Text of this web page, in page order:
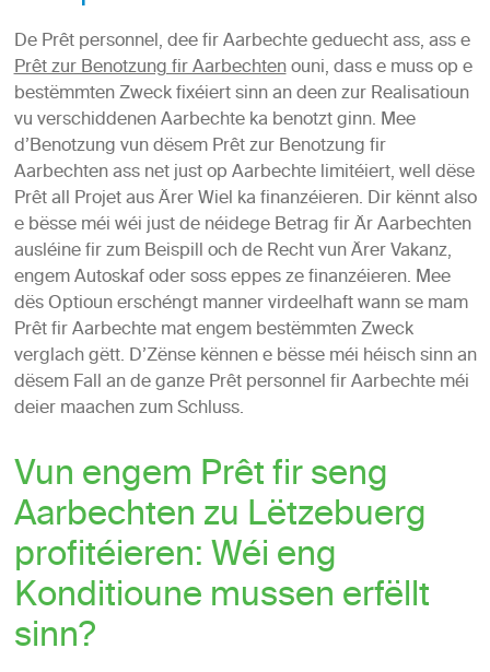
De Prêt personnel, dee fir Aarbechte geduecht ass, ass e
Prêt zur Benotzung fir Aarbechtenouni, dass e muss op e
bestëmmten Zweck fixéiert sinn an deen zur Realisatioun
vu verschiddenen Aarbechte ka benotzt ginn. Mee
d’Benotzung vun dësem Prêt zur Benotzung fir
Aarbechten ass net just op Aarbechte limitéiert, well dëse
Prêt all Projet aus Ärer Wiel ka finanzéieren. Dir kënnt also
e bësse méi wéi just de néidege Betrag fir Är Aarbechten
ausléine fir zum Beispill och de Recht vun Ärer Vakanz,
engem Autoskaf oder soss eppes ze finanzéieren. Mee
dës Optioun erschéngt manner virdeelhaft wann se mam
Prêt fir Aarbechte mat engem bestëmmten Zweck
verglach gëtt. D’Zënse kënnen e bësse méi héisch sinn an
dësem Fall an de ganze Prêt personnel fir Aarbechte méi
deier maachen zum Schluss.
Vun engem Prêt fir seng
Aarbechten zu Lëtzebuerg
profitéieren: Wéi eng
Konditioune mussen erfëllt
sinn?